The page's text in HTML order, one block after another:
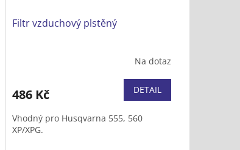
Filtr vzduchový plstěný
Na dotaz
486 Kč DETAIL
Vhodný pro Husqvarna 555, 560
XP/XPG.